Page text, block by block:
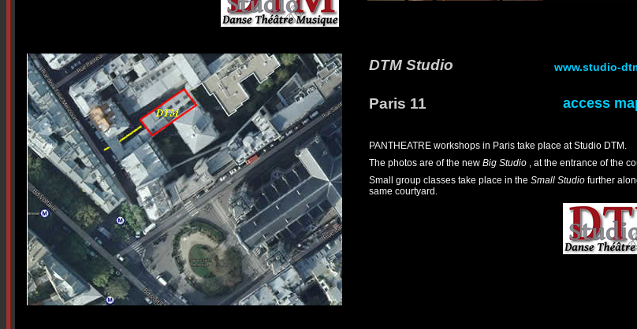
DTM Studio www.studio-
Paris 11 access
PANTHEATRE workshops in Paris take place at Studio DTM.
The photos are of the new Big Studio , at the entrance of the
Small group classes take place in the Small Studio further
same courtyard.